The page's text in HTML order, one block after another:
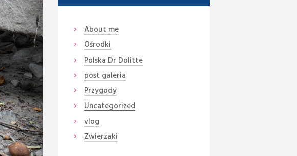
Next item
DSC08875 (Medium)
About me
Ośrodki
Polska Dr Dolitte
post galeria
Przygody
Uncategorized
vlog
Zwierzaki